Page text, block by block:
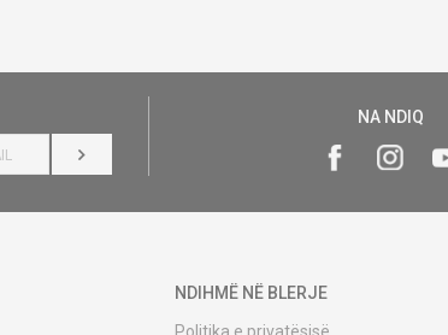
HYR
NA NDIQ
NDIHMË NË BLERJE